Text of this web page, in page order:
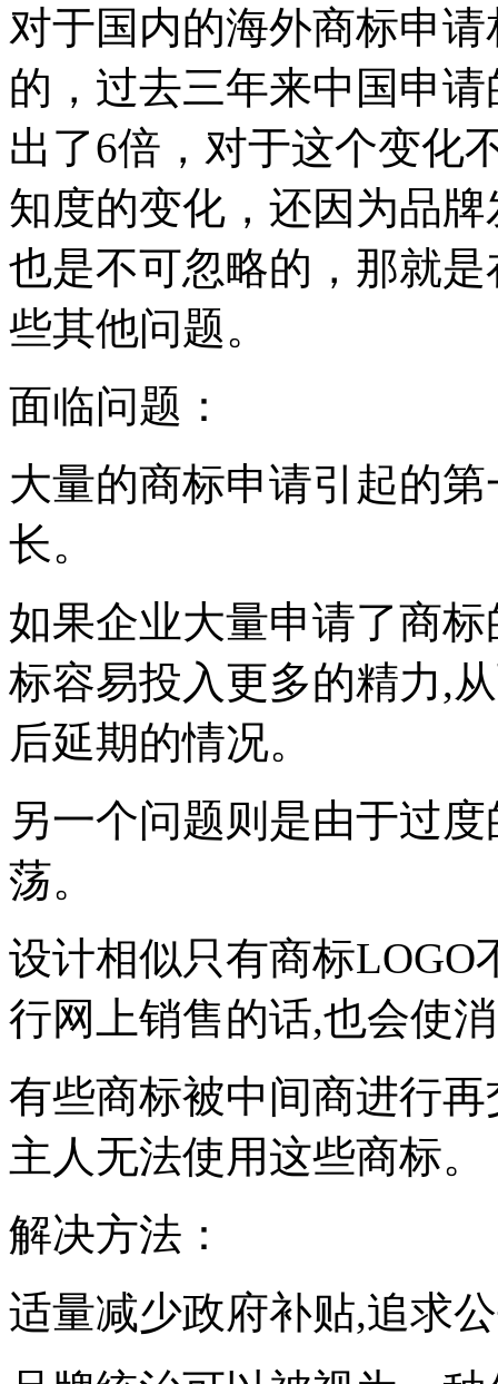
对于国内的海外商标申
的，过去三年来中国申
出了6倍，对于这个变化
知度的变化，还因为品
也是不可忽略的，那就
些其他问题。
面临问题：
大量的商标申请引起的
长。
如果企业大量申请了商
标容易投入更多的精力,
后延期的情况。
另一个问题则是由于过
荡。
设计相似只有商标
行网上销售的话,也会使
有些商标被中间商进行
主人无法使用这些商标
解决方法：
适量减少政府补贴,追